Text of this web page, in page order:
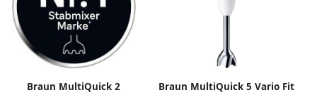
Braun MultiQuick 2
Braun MultiQuick 5 Vario Fit